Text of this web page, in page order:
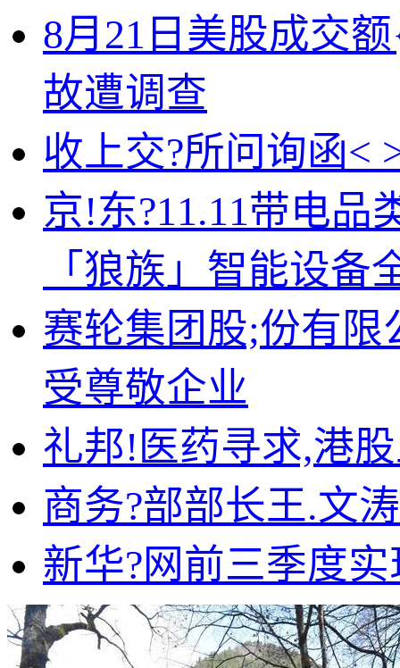
8月21日美股成交
故遭调查
收上交?所问询函<
京!东?11.11带电品
「狼族」智能设备
赛轮集团股;份有
受尊敬企业
礼邦!医药寻求,港
商务?部部长王.文
新华?网前三季度